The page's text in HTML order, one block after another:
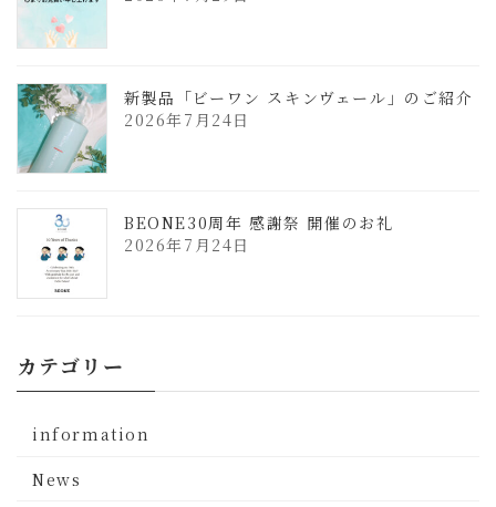
新製品「ビーワン スキンヴェール」のご紹介
2026年7月24日
BEONE30周年 感謝祭 開催のお礼
2026年7月24日
カテゴリー
information
News